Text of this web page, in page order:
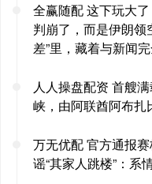
全赢随配 这下玩大
判崩了，而是伊朗领
差”里，藏着与新闻
人人操盘配资 首艘
峡，由阿联酋阿布
万无优配 官方通报
谣“其家人跳楼”：系